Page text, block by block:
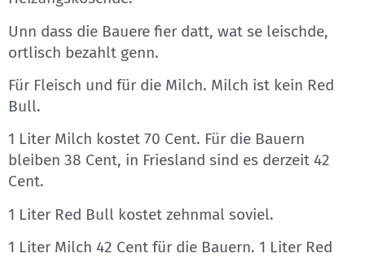
Unn dass die Bauere fier datt, wat se leischde,
ortlisch bezahlt genn.
Für Fleisch und für die Milch. Milch ist kein Red
Bull.
1 Liter Milch kostet 70 Cent. Für die Bauern
bleiben 38 Cent, in Friesland sind es derzeit 42
Cent.
1 Liter Red Bull kostet zehnmal soviel.
1 Liter Milch 42 Cent für die Bauern. 1 Liter Red